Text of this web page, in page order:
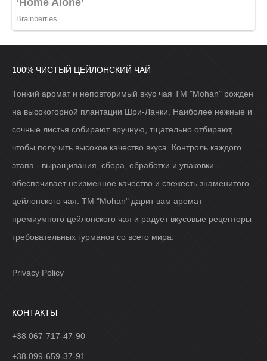
100% ЧИСТЫЙ ЦЕЙЛОНСКИЙ ЧАЙ
Тонкий аромат и неповторимый вкус чая ТМ "Mohan" рожден
на высокогорной плантации Шри-Ланки. Наиболее нежные и
сочные листья собирают вручную, тщательно отбирают,
чтобы получить высокое качество вкуса. Контроль каждого
этапа - выращивания, сбора, обработки и упаковки -
обеспечивает неизменное качество и свежесть знаменитого
цейлонского чая. ТМ "Mohan" дарит вам аромат
премиумного цейлонского чая и радует вкусовые рецепторы
требовательных гурманов со всего мира.
Privacy Policy
КОНТАКТЫ
+38 067-717-47-90
+38 099-659-37-91